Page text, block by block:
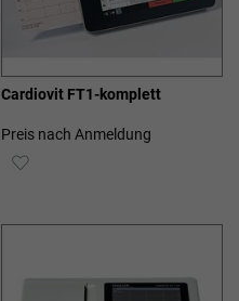
Cardiovit FT1-komplett
Preis nach Anmeldung
ZUR